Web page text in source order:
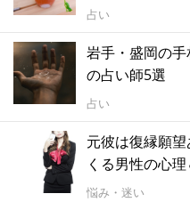
占い
岩手・盛岡の
の占い師5選
占い
元彼は復縁願
くる男性の心
悩み・迷い